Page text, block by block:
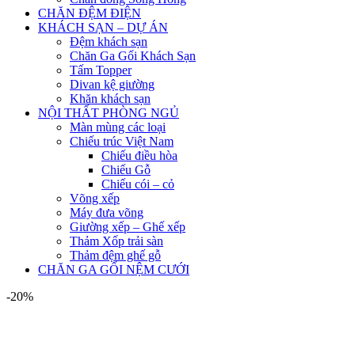
CHĂN ĐỆM ĐIỆN
KHÁCH SẠN – DỰ ÁN
Đệm khách sạn
Chăn Ga Gối Khách Sạn
Tấm Topper
Divan kệ giường
Khăn khách sạn
NỘI THẤT PHÒNG NGỦ
Màn mùng các loại
Chiếu trúc Việt Nam
Chiếu điều hòa
Chiếu Gỗ
Chiếu cói – cỏ
Võng xếp
Máy đưa võng
Giường xếp – Ghế xếp
Thảm Xốp trải sàn
Thảm đệm ghế gỗ
CHĂN GA GỐI NỆM CƯỚI
-20%